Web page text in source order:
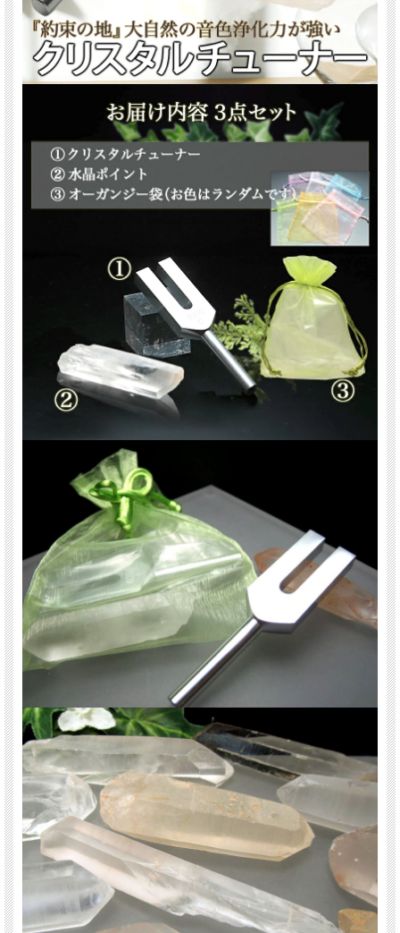
※オーガンジー袋のカラーはランダムです。
関連キーワード
天然石 パワーストーン 海外直輸入 バイヤー厳選 プレゼント ギフト メンズ レデ
ィース 卸し 卸価格 実店舗 ハンドメイド サイズ直し コムローズ comrose